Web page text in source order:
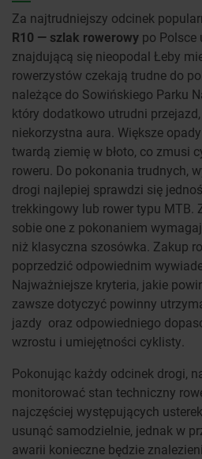
Za najtrudniejszy odcinek
R10 — szlak rowerowy po Polsce
znajdującą się nieopodal Łeby
rowerzystów czekają trudne do
należące do Sowińskiego Parku
który dodatkowo utrudni
niekorzystna aura. Większe
twardą ziemię w błoto, co zmusi
roweru. Do pokonania trudnych,
drogi najlepiej sprawdzi się
trekkingowy lub rower typu MTB.
sobie one z pokonaniem
niż klasyczna szosówka. Zakup
poprzedzić odpowiednim
Najważniejsze kryteria, jakie
zawsze dotyczyć powinny
jazdy oraz odpowiedniego
wzrostu i umiejętności cyklisty.
Pokonując każdy odcinek drogi,
monitorować stan techniczny
najczęściej występujących
usunąć samodzielnie, jednak w
awarii konieczne będzie